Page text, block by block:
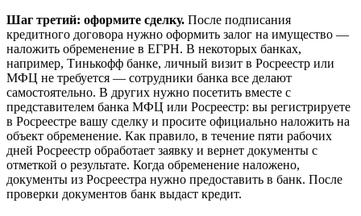
Шаг третий: оформите сделку. После подписания
кредитного договора нужно оформить залог на имущество —
наложить обременение в ЕГРН. В некоторых банках,
например, Тинькофф банке, личный визит в Росреестр или
МФЦ не требуется — сотрудники банка все делают
самостоятельно. В других нужно посетить вместе с
представителем банка МФЦ или Росреестр: вы регистрируете
в Росреестре вашу сделку и просите официально наложить на
объект обременение. Как правило, в течение пяти рабочих
дней Росреестр обработает заявку и вернет документы с
отметкой о результате. Когда обременение наложено,
документы из Росреестра нужно предоставить в банк. После
проверки документов банк выдаст кредит.